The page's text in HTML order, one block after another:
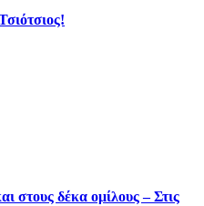
στους δέκα ομίλους – Στις